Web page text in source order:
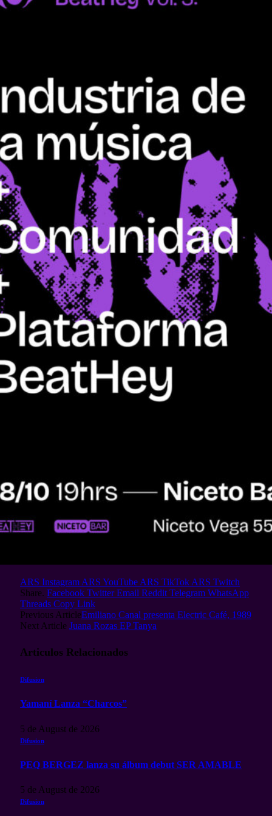
ARS Instagram ARS YouTube ARS TikTok ARS Twitch
Share. Facebook Twitter Email Reddit Telegram WhatsApp
Threads Copy Link
Previous ArticleEmiliano Canal presenta Electric Café, 1989
Next Article Juana Rozas EP Tanya
Articulos Relacionados
Difusion
Yamaní Lanza “Charcos”
5 de August de 2026
Difusion
PEQ BERGEZ lanza su álbum debut SER AMABLE
5 de August de 2026
Difusion